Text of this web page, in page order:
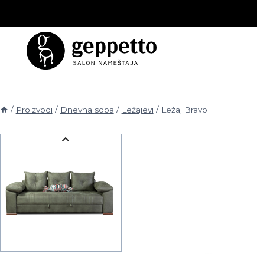
content
/ Proizvodi / Dnevna soba / Ležajevi / Ležaj Bravo